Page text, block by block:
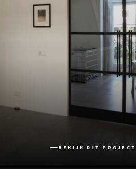
BEKIJK DIT PROJECT